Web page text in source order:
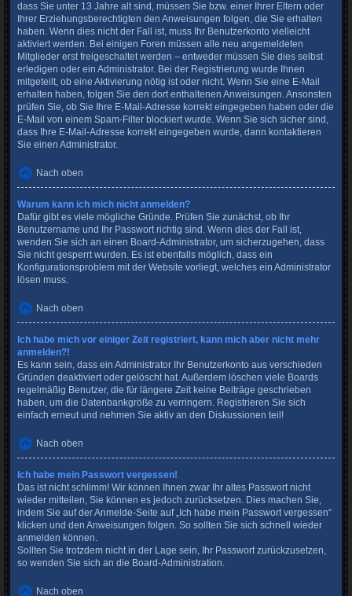
dass Sie unter 13 Jahre alt sind, müssen Sie bzw. einer Ihrer Eltern oder
Ihrer Erziehungsberechtigten den Anweisungen folgen, die Sie erhalten
haben. Wenn dies nicht der Fall ist, muss Ihr Benutzerkonto vielleicht
aktiviert werden. Bei einigen Foren müssen alle neu angemeldeten
Mitglieder erst freigeschaltet werden – entweder müssen Sie dies selbst
erledigen oder ein Administrator. Bei der Registrierung wurde Ihnen
mitgeteilt, ob eine Aktivierung nötig ist oder nicht. Wenn Sie eine E-Mail
erhalten haben, folgen Sie den dort enthaltenen Anweisungen. Ansonsten
prüfen Sie, ob Sie Ihre E-Mail-Adresse korrekt eingegeben haben oder die
E-Mail von einem Spam-Filter blockiert wurde. Wenn Sie sich sicher sind,
dass Ihre E-Mail-Adresse korrekt eingegeben wurde, dann kontaktieren
Sie einen Administrator.
Nach oben
Warum kann ich mich nicht anmelden?
Dafür gibt es viele mögliche Gründe. Prüfen Sie zunächst, ob Ihr
Benutzername und Ihr Passwort richtig sind. Wenn dies der Fall ist,
wenden Sie sich an einen Board-Administrator, um sicherzugehen, dass
Sie nicht gesperrt wurden. Es ist ebenfalls möglich, dass ein
Konfigurationsproblem mit der Website vorliegt, welches ein Administrator
lösen muss.
Nach oben
Ich habe mich vor einiger Zeit registriert, kann mich aber nicht mehr
anmelden?!
Es kann sein, dass ein Administrator Ihr Benutzerkonto aus verschieden
Gründen deaktiviert oder gelöscht hat. Außerdem löschen viele Boards
regelmäßig Benutzer, die für längere Zeit keine Beiträge geschrieben
haben, um die Datenbankgröße zu verringern. Registrieren Sie sich
einfach erneut und nehmen Sie aktiv an den Diskussionen teil!
Nach oben
Ich habe mein Passwort vergessen!
Das ist nicht schlimm! Wir können Ihnen zwar Ihr altes Passwort nicht
wieder mitteilen, Sie können es jedoch zurücksetzen. Dies machen Sie,
indem Sie auf der Anmelde-Seite auf „Ich habe mein Passwort vergessen“
klicken und den Anweisungen folgen. So sollten Sie sich schnell wieder
anmelden können.
Sollten Sie trotzdem nicht in der Lage sein, Ihr Passwort zurückzusetzen,
so wenden Sie sich an die Board-Administration.
Nach oben